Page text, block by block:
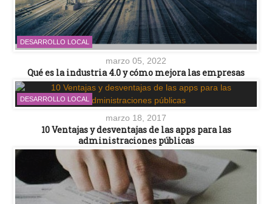
DESARROLLO LOCAL
marzo 05, 2022
Qué es la industria 4.0 y cómo mejora las empresas
DESARROLLO LOCAL
marzo 18, 2017
10 Ventajas y desventajas de las apps para las
administraciones públicas